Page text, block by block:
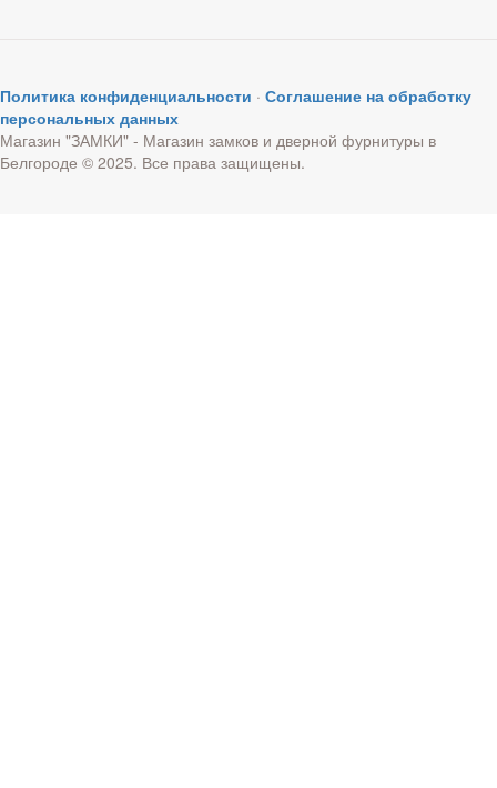
Политика конфиденциальности · Соглашение на обработку
персональных данных
Магазин "ЗАМКИ" - Магазин замков и дверной фурнитуры в
Белгороде © 2025. Все права защищены.